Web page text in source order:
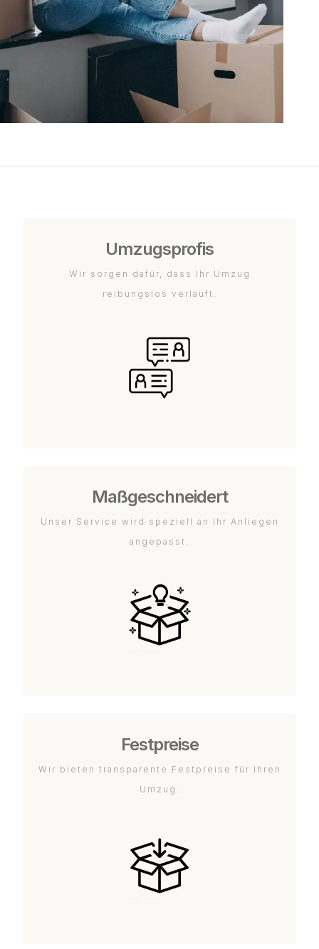
Umzugsprofis
Wir sorgen dafür, dass Ihr Umzug
reibungslos verläuft.
Maßgeschneidert
Unser Service wird speziell an Ihr Anliegen
angepasst.
Festpreise
Wir bieten transparente Festpreise für Ihren
Umzug.